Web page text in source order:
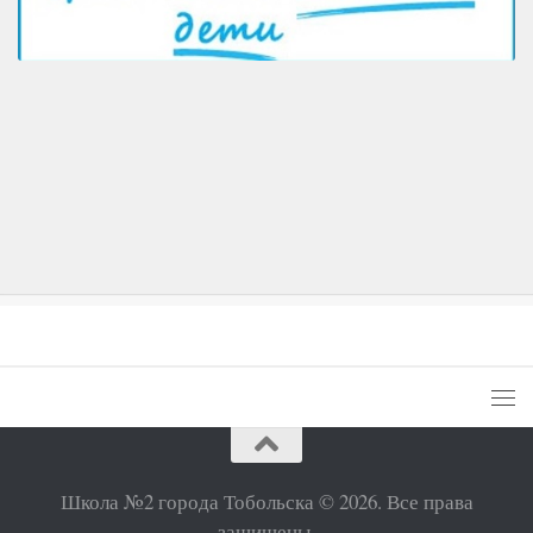
Школа №2 города Тобольска © 2026. Все права